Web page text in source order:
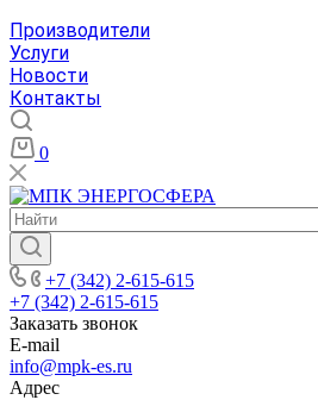
Производители
Услуги
Новости
Контакты
0
+7 (342) 2-615-615
+7 (342) 2-615-615
Заказать звонок
E-mail
info@mpk-es.ru
Адрес